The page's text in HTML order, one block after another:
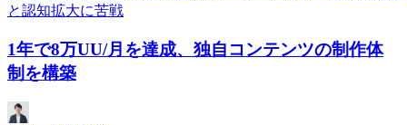
と認知拡大に苦戦
1年で8万UU/月を達成、独自コンテンツの制作体
制を構築